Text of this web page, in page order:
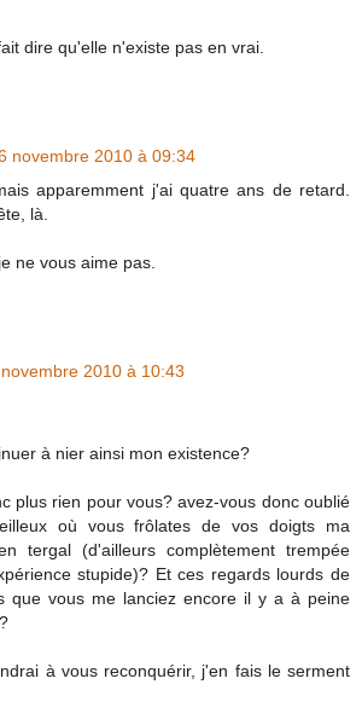
dire qu'elle n'existe pas en vrai.
novembre 2010 à 09:34
apparemment j'ai quatre ans de retard.
là.
ne vous aime pas.
2010 à 10:43
à nier ainsi mon existence?
plus rien pour vous? avez-vous donc oublié
où vous frôlates de vos doigts ma
tergal (d'ailleurs complètement trempée
stupide)? Et ces regards lourds de
que vous me lanciez encore il y a à peine
à vous reconquérir, j'en fais le serment